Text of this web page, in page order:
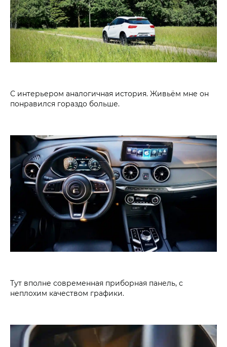
С интерьером аналогичная история. Живьём мне он
понравился гораздо больше.
Тут вполне современная приборная панель, с
неплохим качеством графики.